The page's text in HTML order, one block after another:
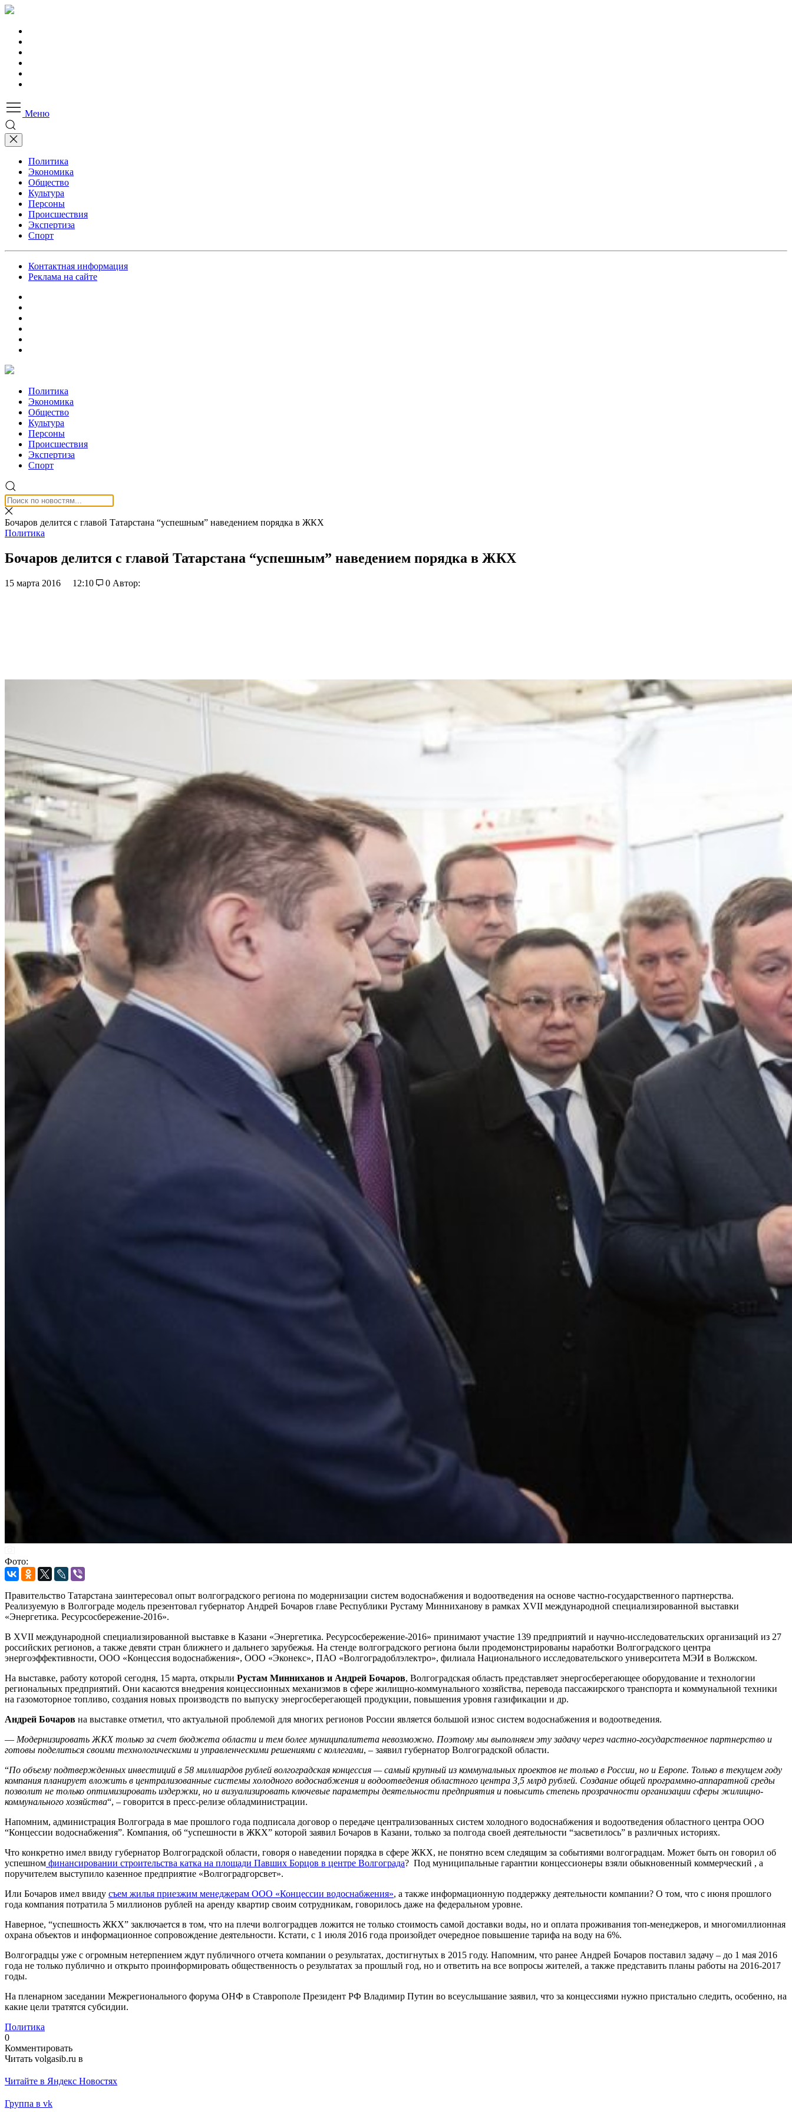
Меню
Политика
Экономика
Общество
Культура
Персоны
Происшествия
Экспертиза
Спорт
Контактная информация
Реклама на сайте
Политика
Экономика
Общество
Культура
Персоны
Происшествия
Экспертиза
Спорт
Бочаров делится с главой Татарстана “успешным” наведением порядка в ЖКХ
Политика
Бочаров делится с главой Татарстана “успешным” наведением порядка в ЖКХ
15 марта 2016 12:10 0 Автор:
Фото:
Правительство Татарстана заинтересовал опыт волгоградского региона по модернизации систем водоснабжения и водоотведения на основе частно-государственного партнерства.
Реализуемую в Волгограде модель презентовал губернатор Андрей Бочаров главе Республики Рустаму Минниханову в рамках XVII международной специализированной выставки
«Энергетика. Ресурсосбережение-2016».
В XVII международной специализированной выставке в Казани «Энергетика. Ресурсосбережение-2016» принимают участие 139 предприятий и научно-исследовательских организаций из 27
российских регионов, а также девяти стран ближнего и дальнего зарубежья. На стенде волгоградского региона были продемонстрированы наработки Волгоградского центра
энергоэффективности, ООО «Концессия водоснабжения», ООО «Эконекс», ПАО «Волгоградоблэлектро», филиала Национального исследовательского университета МЭИ в Волжском.
На выставке, работу которой сегодня, 15 марта, открыли Рустам Минниханов и Андрей Бочаров, Волгоградская область представляет энергосберегающее оборудование и технологии
региональных предприятий. Они касаются внедрения концессионных механизмов в сфере жилищно-коммунального хозяйства, перевода пассажирского транспорта и коммунальной техники
на газомоторное топливо, создания новых производств по выпуску энергосберегающей продукции, повышения уровня газификации и др.
Андрей Бочаров на выставке отметил, что актуальной проблемой для многих регионов России является большой износ систем водоснабжения и водоотведения.
— Модернизировать ЖКХ только за счет бюджета области и тем более муниципалитета невозможно. Поэтому мы выполняем эту задачу через частно-государственное партнерство и
готовы поделиться своими технологическими и управленческими решениями с коллегами, – заявил губернатор Волгоградской области.
“По объему подтвержденных инвестиций в 58 миллиардов рублей волгоградская концессия — самый крупный из коммунальных проектов не только в России, но и Европе. Только в текущем году
компания планирует вложить в централизованные системы холодного водоснабжения и водоотведения областного центра 3,5 млрд рублей. Создание общей программно-аппаратной среды
позволит не только оптимизировать издержки, но и визуализировать ключевые параметры деятельности предприятия и повысить степень прозрачности организации сферы жилищно-
коммунального хозяйства“, – говорится в пресс-релизе обладминистрации.
Напомним, администрация Волгограда в мае прошлого года подписала договор о передаче централизованных систем холодного водоснабжения и водоотведения областного центра ООО
“Концессии водоснабжения”. Компания, об “успешности в ЖКХ” которой заявил Бочаров в Казани, только за полгода своей деятельности “засветилось” в различных историях.
Что конкретно имел ввиду губернатор Волгоградской области, говоря о наведении порядка в сфере ЖКХ, не понятно всем следящим за событиями волгоградцам. Может быть он говорил об
успешном финансировании строительства катка на площади Павших Борцов в центре Волгограда? Под муниципальные гарантии концессионеры взяли обыкновенный коммерческий , а
поручителем выступило казенное предприятие «Волгоградгорсвет».
Или Бочаров имел ввиду съем жилья приезжим менеджерам ООО «Концессии водоснабжения», а также информационную поддержку деятельности компании? О том, что с июня прошлого
года компания потратила 5 миллионов рублей на аренду квартир своим сотрудникам, говорилось даже на федеральном уровне.
Наверное, “успешность ЖКХ” заключается в том, что на плечи волгоградцев ложится не только стоимость самой доставки воды, но и оплата проживания топ-менеджеров, и многомиллионная
охрана объектов и информационное сопровождение деятельности. Кстати, с 1 июля 2016 года произойдет очередное повышение тарифа на воду на 6%.
Волгоградцы уже с огромным нетерпением ждут публичного отчета компании о результатах, достигнутых в 2015 году. Напомним, что ранее Андрей Бочаров поставил задачу – до 1 мая 2016
года не только публично и открыто проинформировать общественность о результатах за прошлый год, но и ответить на все вопросы жителей, а также представить планы работы на 2016-2017
годы.
На пленарном заседании Межрегионального форума ОНФ в Ставрополе Президент РФ Владимир Путин во всеуслышание заявил, что за концессиями нужно пристально следить, особенно, на
какие цели тратятся субсидии.
Политика
0
Комментировать
Читать volgasib.ru в
Читайте в Яндекс Новостях
Группа в vk